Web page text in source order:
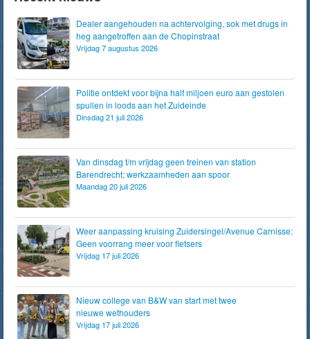
Dealer aangehouden na achtervolging, sok met drugs in
heg aangetroffen aan de Chopinstraat
Vrijdag 7 augustus 2026
Politie ontdekt voor bijna half miljoen euro aan gestolen
spullen in loods aan het Zuideinde
Dinsdag 21 juli 2026
Van dinsdag t/m vrijdag geen treinen van station
Barendrecht; werkzaamheden aan spoor
Maandag 20 juli 2026
Weer aanpassing kruising Zuidersingel/Avenue Carnisse:
Geen voorrang meer voor fietsers
Vrijdag 17 juli 2026
Nieuw college van B&W van start met twee
nieuwe wethouders
Vrijdag 17 juli 2026